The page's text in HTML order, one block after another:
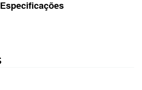
Especificações